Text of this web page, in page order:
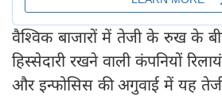
वैश्विक बाजारों में तेजी के रुख के
हिस्सेदारी रखने वाली कंपनियों
और इन्फोसिस की अगुवाई में यह